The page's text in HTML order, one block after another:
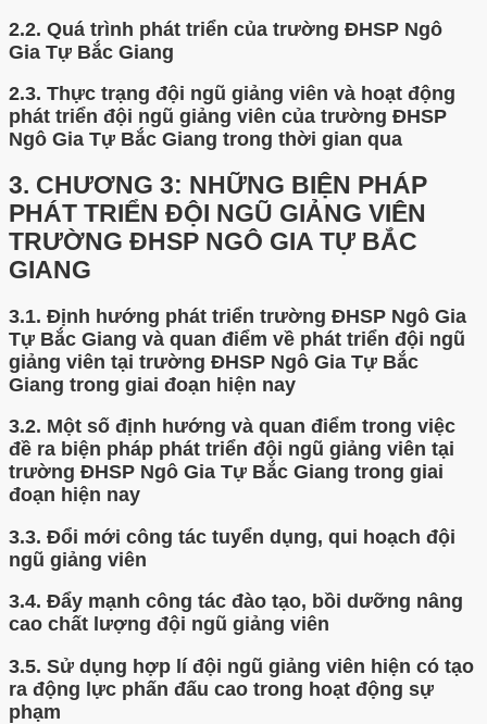
2.2. Quá trình phát triển của trường ĐHSP Ngô
Gia Tự Bắc Giang
2.3. Thực trạng đội ngũ giảng viên và hoạt động
phát triển đội ngũ giảng viên của trường ĐHSP
Ngô Gia Tự Bắc Giang trong thời gian qua
3. CHƯƠNG 3: NHỮNG BIỆN PHÁP
PHÁT TRIỂN ĐỘI NGŨ GIẢNG VIÊN
TRƯỜNG ĐHSP NGÔ GIA TỰ BẮC
GIANG
3.1. Định hướng phát triển trường ĐHSP Ngô Gia
Tự Bắc Giang và quan điểm về phát triển đội ngũ
giảng viên tại trường ĐHSP Ngô Gia Tự Bắc
Giang trong giai đoạn hiện nay
3.2. Một số định hướng và quan điểm trong việc
đề ra biện pháp phát triển đội ngũ giảng viên tại
trường ĐHSP Ngô Gia Tự Bắc Giang trong giai
đoạn hiện nay
3.3. Đổi mới công tác tuyển dụng, qui hoạch đội
ngũ giảng viên
3.4. Đẩy mạnh công tác đào tạo, bồi dưỡng nâng
cao chất lượng đội ngũ giảng viên
3.5. Sử dụng hợp lí đội ngũ giảng viên hiện có tạo
ra động lực phấn đấu cao trong hoạt động sự
phạm